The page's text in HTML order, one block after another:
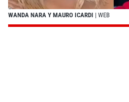
WANDA NARA Y MAURO ICARDI | WEB